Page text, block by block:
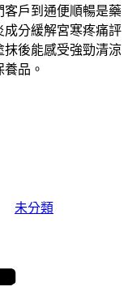
戶到通便順暢是藥
成分緩解宮寒疼痛評
抹後能感受強勁清涼
品。
未分類